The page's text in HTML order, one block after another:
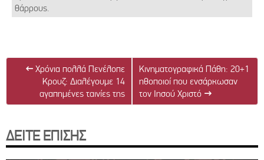
θάρρους.
← Χρόνια πολλά Πενέλοπε
Κρουζ: Διαλέγουμε 14
αγαπημένες ταινίες της
Κινηματογραφικά Πάθη: 20+1
ηθοποιοί που ενσάρκωσαν
τον Ιησού Χριστό →
ΔΕΙΤΕ ΕΠΙΣΗΣ